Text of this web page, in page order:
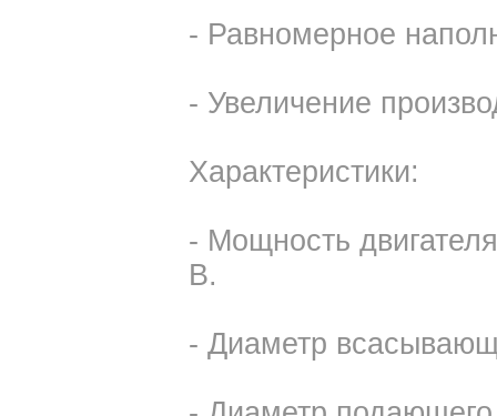
- Равномерное
- Увеличение
Характеристики:
- Мощность
В.
- Диаметр